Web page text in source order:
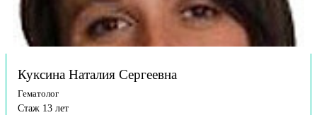
Куксина Наталия Сергеевна
Гематолог
Стаж 13 лет